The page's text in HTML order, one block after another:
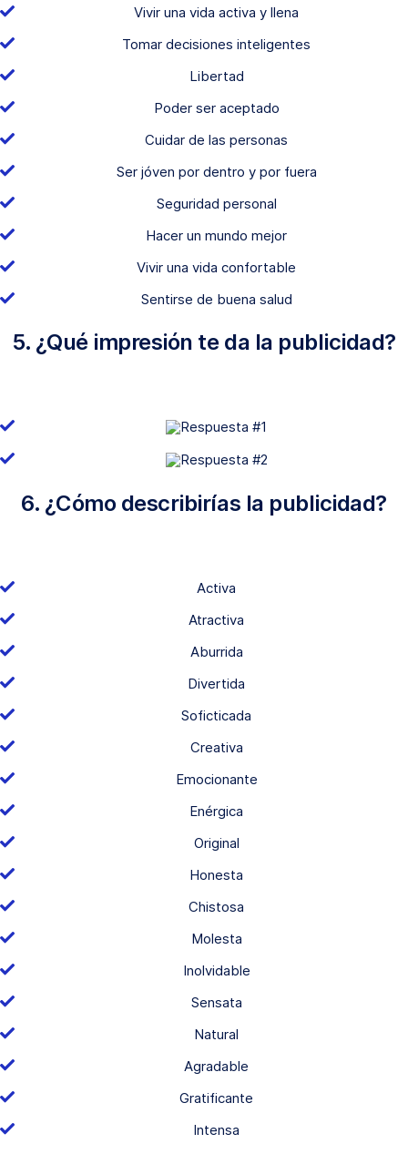
Vivir una vida activa y llena
Tomar decisiones inteligentes
Libertad
Poder ser aceptado
Cuidar de las personas
Ser jóven por dentro y por fuera
Seguridad personal
Hacer un mundo mejor
Vivir una vida confortable
Sentirse de buena salud
5. ¿Qué impresión te da la publicidad?
6. ¿Cómo describirías la publicidad?
Activa
Atractiva
Aburrida
Divertida
Soficticada
Creativa
Emocionante
Enérgica
Original
Honesta
Chistosa
Molesta
Inolvidable
Sensata
Natural
Agradable
Gratificante
Intensa